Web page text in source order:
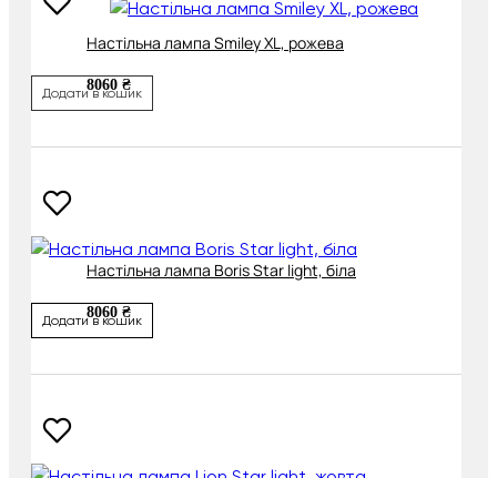
Настільна лампа Smiley XL, рожева
8060 ₴
Додати в кошик
Настільна лампа Boris Star light, біла
8060 ₴
Додати в кошик